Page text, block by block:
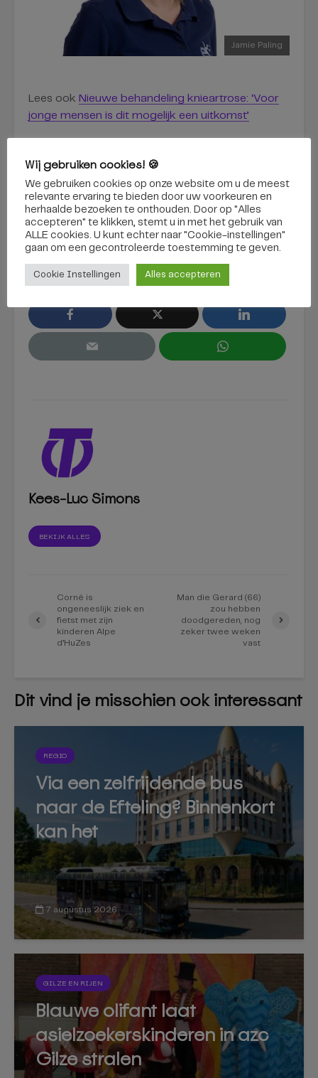
Jamie Paling
Lees ook Nieuwe behandeling knieartrose: ‘Voor
jonge mensen is dit mogelijk een uitkomst’
baas elisabeth-tweesteden ziekenhuis etz
knie knieprothese nieuwe knie revalidatie
ziekenhuizen zorg
Kees-Luc Simons
BEKIJK ALLES
Corné is
ongeneeslijk ziek en
fietst met zijn
kinderen Alpe
d’HuZes
Man die Gerard (66)
zou hebben
doodgereden, nog
zeker twee weken
vast
Dit vind je misschien ook interessant
REGIO
Via een zelfrijdende bus
naar de Efteling? Binnenkort
kan het
7 augustus 2026
GILZE EN RIJEN
Blauwe olifant laat
asielzoekerskinderen in azc
Gilze stralen
Wij gebruiken cookies! 🍪
We gebruiken cookies op onze website om u de meest
relevante ervaring te bieden door uw voorkeuren en
herhaalde bezoeken te onthouden. Door op "Alles
accepteren" te klikken, stemt u in met het gebruik van
ALLE cookies. U kunt echter naar "Cookie-instellingen"
gaan om een ​​gecontroleerde toestemming te geven.
Cookie Instellingen Alles accepteren